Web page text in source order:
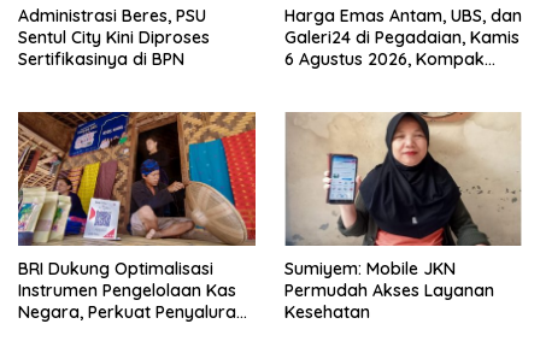
Administrasi Beres, PSU
Sentul City Kini Diproses
Sertifikasinya di BPN
Harga Emas Antam, UBS, dan
Galeri24 di Pegadaian, Kamis
6 Agustus 2026, Kompak
BRI Dukung Optimalisasi
Instrumen Pengelolaan Kas
Negara, Perkuat Penyaluran
Sumiyem: Mobile JKN
Permudah Akses Layanan
Kesehatan